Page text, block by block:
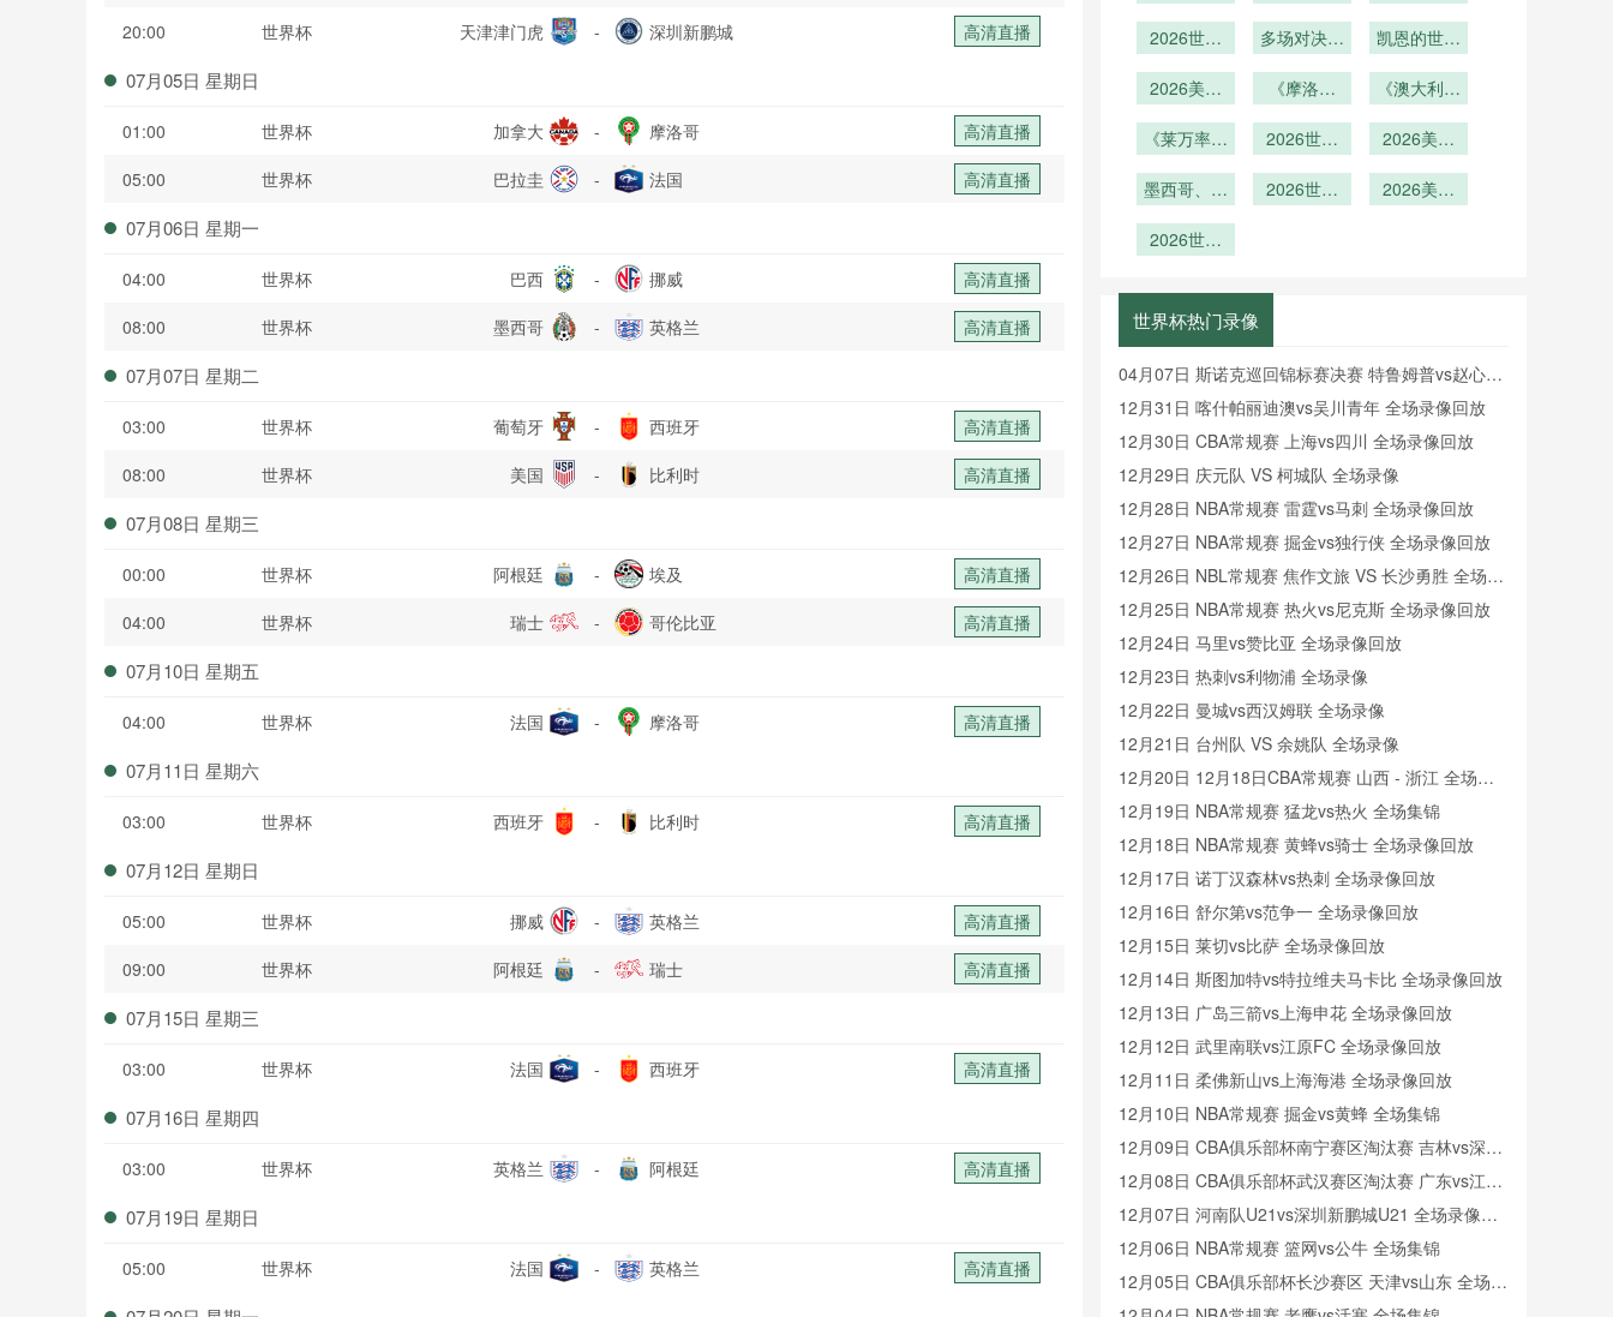
20:00
世界杯 天津津门虎 - 深圳新鹏城 高清直播
07月05日 星期日
01:00 世界杯 加拿大 - 摩洛哥
高清直播
05:00
世界杯 巴拉圭 - 法国 高清直播
07月06日 星期一
04:00 世界杯 巴西 - 挪威
高清直播
08:00
世界杯 墨西哥 - 英格兰 高清直播
07月07日 星期二
03:00 世界杯 葡萄牙 - 西班牙
高清直播
08:00
世界杯 美国 - 比利时 高清直播
07月08日 星期三
00:00 世界杯 阿根廷 - 埃及
高清直播
04:00
世界杯 瑞士 - 哥伦比亚 高清直播
07月10日 星期五
04:00 世界杯 法国 - 摩洛哥 高清直播
07月11日 星期六
03:00 世界杯 西班牙 - 比利时 高清直播
07月12日 星期日
05:00 世界杯 挪威 - 英格兰
高清直播
09:00
世界杯 阿根廷 - 瑞士 高清直播
07月15日 星期三
03:00 世界杯 法国 - 西班牙 高清直播
07月16日 星期四
03:00 世界杯 英格兰 - 阿根廷 高清直播
07月19日 星期日
05:00 世界杯 法国 - 英格兰 高清直播
法国前锋冲
军
升级
2026世界
次
多场对决定
凯恩的世界
长能否圆冠
2026美加
幕战最终比
历史
《摩洛哥
斯雄狮”归
续2022年
《澳大利亚
团”归来！
能否突
《莱万率波
东欧铁骑能
选赛之
咒？》
2026世界
签机制全解
2026美加
签嘉宾名单
墨西哥、南
组：2026
看点前瞻
2026世界
实时回传解
2026美加
2026世界
名额：预选
赛末轮竞争
重构
世界杯热门录像
04月07日 斯诺克巡回锦标赛决赛 特鲁姆普vs赵心童
全场录像回放
12月31日 喀什帕丽迪澳vs吴川青年 全场录像回放
12月30日 CBA常规赛 上海vs四川 全场录像回放
12月29日 庆元队 VS 柯城队 全场录像
12月28日 NBA常规赛 雷霆vs马刺 全场录像回放
12月27日 NBA常规赛 掘金vs独行侠 全场录像回放
12月26日 NBL常规赛 焦作文旅 VS 长沙勇胜 全场录
像
12月25日 NBA常规赛 热火vs尼克斯 全场录像回放
12月24日 马里vs赞比亚 全场录像回放
12月23日 热刺vs利物浦 全场录像
12月22日 曼城vs西汉姆联 全场录像
12月21日 台州队 VS 余姚队 全场录像
12月20日 12月18日CBA常规赛 山西 - 浙江 全场录
像
12月19日 NBA常规赛 猛龙vs热火 全场集锦
12月18日 NBA常规赛 黄蜂vs骑士 全场录像回放
12月17日 诺丁汉森林vs热刺 全场录像回放
12月16日 舒尔第vs范争一 全场录像回放
12月15日 莱切vs比萨 全场录像回放
12月14日 斯图加特vs特拉维夫马卡比 全场录像回放
12月13日 广岛三箭vs上海申花 全场录像回放
12月12日 武里南联vs江原FC 全场录像回放
12月11日 柔佛新山vs上海海港 全场录像回放
12月10日 NBA常规赛 掘金vs黄蜂 全场集锦
12月09日 CBA俱乐部杯南宁赛区淘汰赛 吉林vs深圳
全场录像回放
12月08日 CBA俱乐部杯武汉赛区淘汰赛 广东vs江苏
全场录像回放
12月07日 河南队U21vs深圳新鹏城U21 全场录像回
放
12月06日 NBA常规赛 篮网vs公牛 全场集锦
12月05日 CBA俱乐部杯长沙赛区 天津vs山东 全场录